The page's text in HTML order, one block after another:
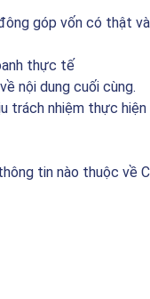
góp vốn có thật
thực tế
nội dung cuối cùng.
trách nhiệm thực
tin nào thuộc về